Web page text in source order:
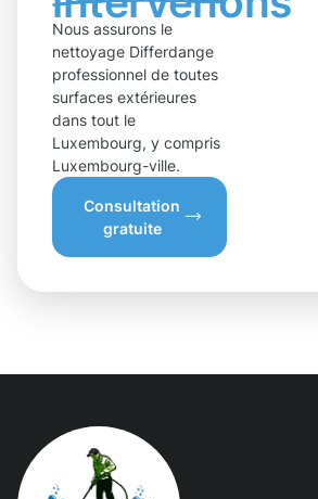
Nous assurons le
nettoyage Differdange
professionnel de toutes
surfaces extérieures
dans tout le
Luxembourg, y compris
Luxembourg-ville.
Consultation
gratuite